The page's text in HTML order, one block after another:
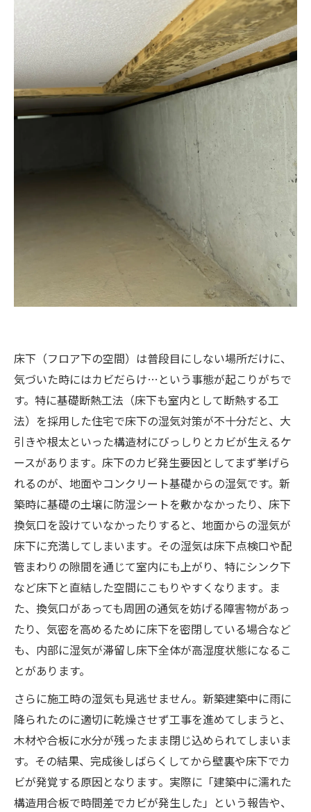
床下（フロア下の空間）は普段目にしない場所だけに、
気づいた時にはカビだらけ…という事態が起こりがちで
す。特に基礎断熱工法（床下も室内として断熱する工
法）を採用した住宅で床下の湿気対策が不十分だと、大
引きや根太といった構造材にびっしりとカビが生えるケ
ースがあります​。床下のカビ発生要因としてまず挙げら
れるのが、地面やコンクリート基礎からの湿気です。新
築時に基礎の土壌に防湿シートを敷かなかったり、床下
換気口を設けていなかったりすると、地面からの湿気が
床下に充満してしまいます​。その湿気は床下点検口や配
管まわりの隙間を通じて室内にも上がり、特にシンク下
など床下と直結した空間にこもりやすくなります​。ま
た、換気口があっても周囲の通気を妨げる障害物があっ
たり、気密を高めるために床下を密閉している場合など
も、内部に湿気が滞留し床下全体が高湿度状態になるこ
とがあります。
さらに施工時の湿気も見逃せません。​新築建築中に雨に
降られたのに適切に乾燥させず工事を進めてしまうと、
木材や合板に水分が残ったまま閉じ込められてしまいま
す。その結果、完成後しばらくしてから壁裏や床下でカ
ビが発覚する原因となります​。実際に「建築中に濡れた
構造用合板で時間差でカビが発生した」という報告や、